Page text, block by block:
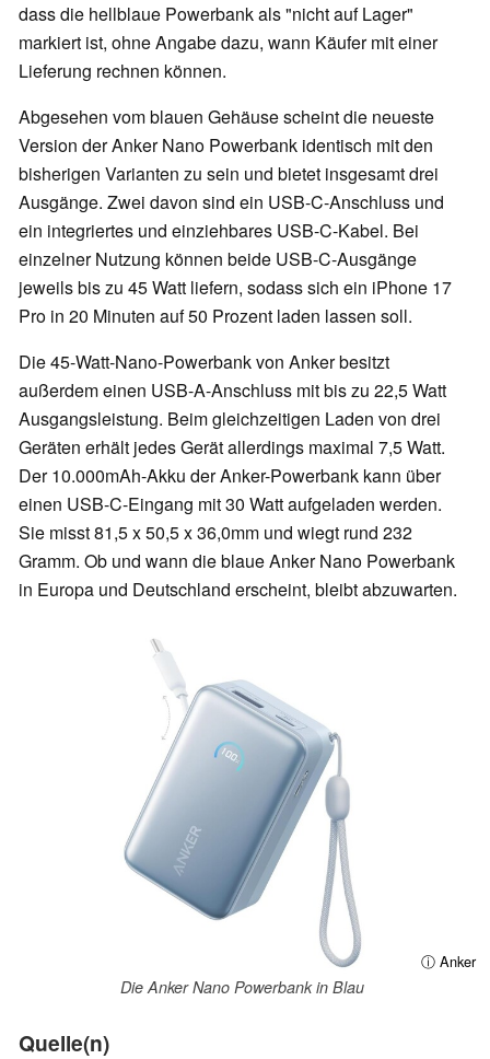
dass die hellblaue Powerbank als "nicht auf Lager"
markiert ist, ohne Angabe dazu, wann Käufer mit einer
Lieferung rechnen können.
Abgesehen vom blauen Gehäuse scheint die neueste
Version der Anker Nano Powerbank identisch mit den
bisherigen Varianten zu sein und bietet insgesamt drei
Ausgänge. Zwei davon sind ein USB-C-Anschluss und
ein integriertes und einziehbares USB-C-Kabel. Bei
einzelner Nutzung können beide USB-C-Ausgänge
jeweils bis zu 45 Watt liefern, sodass sich ein iPhone 17
Pro in 20 Minuten auf 50 Prozent laden lassen soll.
Die 45-Watt-Nano-Powerbank von Anker besitzt
außerdem einen USB-A-Anschluss mit bis zu 22,5 Watt
Ausgangsleistung. Beim gleichzeitigen Laden von drei
Geräten erhält jedes Gerät allerdings maximal 7,5 Watt.
Der 10.000mAh-Akku der Anker-Powerbank kann über
einen USB-C-Eingang mit 30 Watt aufgeladen werden.
Sie misst 81,5 x 50,5 x 36,0mm und wiegt rund 232
Gramm. Ob und wann die blaue Anker Nano Powerbank
in Europa und Deutschland erscheint, bleibt abzuwarten.
ⓘ Anker
Die Anker Nano Powerbank in Blau
Quelle(n)